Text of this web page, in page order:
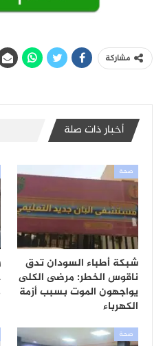
مشاركة
أخبار ذات صلة
صحة
شبكة أطباء السودان تدق
ناقوس الخطر: مرضى الكلى
يواجهون الموت بسبب أزمة
الكهرباء
صحة